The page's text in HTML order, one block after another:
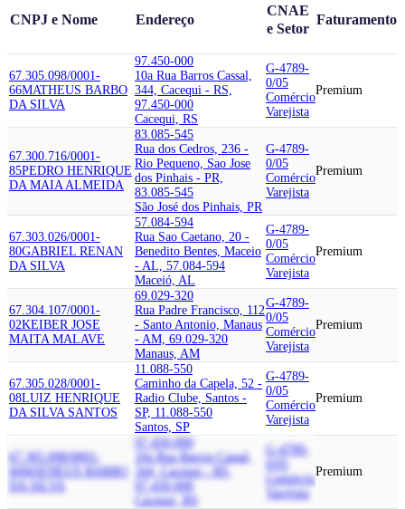
CNPJ e Nome Endereço
CNAE
e Setor
Faturamento
67.305.098/0001-
66MATHEUS BARBO
DA SILVA
97.450-000
10a Rua Barros Cassal,
344, Cacequi - RS,
97.450-000
Cacequi, RS
G-4789-
0/05
Comércio
Varejista
Premium
67.300.716/0001-
85PEDRO HENRIQUE
DA MAIA ALMEIDA
83.085-545
Rua dos Cedros, 236 -
Rio Pequeno, Sao Jose
dos Pinhais - PR,
83.085-545
São José dos Pinhais, PR
G-4789-
0/05
Comércio
Varejista
Premium
67.303.026/0001-
80GABRIEL RENAN
DA SILVA
57.084-594
Rua Sao Caetano, 20 -
Benedito Bentes, Maceio
- AL, 57.084-594
Maceió, AL
G-4789-
0/05
Comércio
Varejista
Premium
67.304.107/0001-
02KEIBER JOSE
MAITA MALAVE
69.029-320
Rua Padre Francisco, 112
- Santo Antonio, Manaus
- AM, 69.029-320
Manaus, AM
G-4789-
0/05
Comércio
Varejista
Premium
67.305.028/0001-
08LUIZ HENRIQUE
DA SILVA SANTOS
11.088-550
Caminho da Capela, 52 -
Radio Clube, Santos -
SP, 11.088-550
Santos, SP
G-4789-
0/05
Comércio
Varejista
Premium
67.305.098/0001-
66 MATHEUS BARBO
DA SILVA
97.450-000
10a Rua Barros Cassal,
344, Cacequi - RS,
97.450-000
Cacequi, RS
G-4789-
Comércio
Varejista
Premium